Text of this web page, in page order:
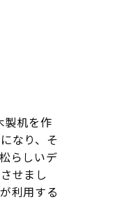
製机を作
なり、そ
らしいデ
せまし
利用する